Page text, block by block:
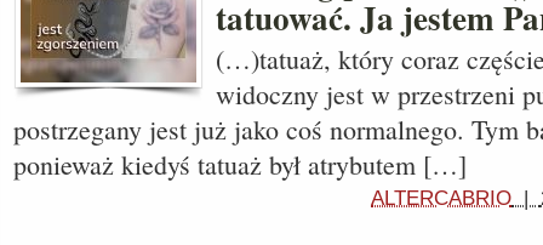
tatuować. Ja jestem
(…)tatuaż, który coraz
widoczny jest w przestrzeni
postrzegany jest już jako coś normalnego. Tym
ponieważ kiedyś tatuaż był atrybutem […]
ALTERCABRIO |